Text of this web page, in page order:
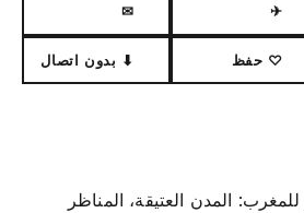
✈
✉
♡ حفظ ⬇ بدون اتصال
المدن العتيقة، المناظر